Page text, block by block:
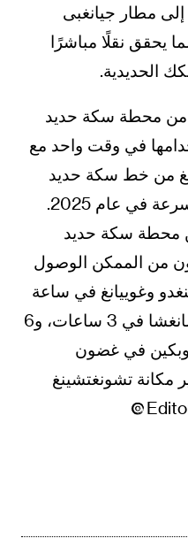
مطار جيانغبى
يحقق نقلًا مباشرًا
الحديدية.
من محطة سكة حديد
في وقت واحد مع
من خط سكة حديد
محطة سكة حديد
من الممكن الوصول
وغوييانغ في ساعة
واحدة، ووهان وكونمينغ وتشانغشا في 3 ساعات، و6
في غضون
مكانة تشونغتشينغ